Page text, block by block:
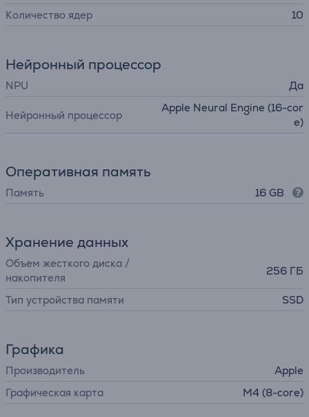
Количество ядер 10
Нейронный процессор
NPU Да
Нейронный процессор
Apple Neural Engine (16-cor
e)
Оперативная память
Память 16 GB
Хранение данных
Объем жесткого диска /
накопителя
256 ГБ
Тип устройства памяти SSD
Графика
Производитель
Apple
Графическая карта
M4 (8-core)